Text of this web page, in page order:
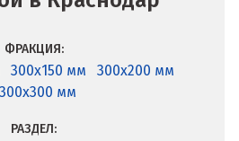
ФРАКЦИЯ:
300x150 мм
300x200 мм
300x300 мм
РАЗДЕЛ: